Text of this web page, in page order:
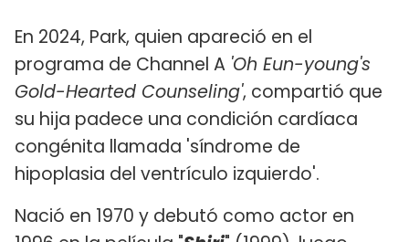
En 2024, Park, quien apareció en el
programa de Channel A 'Oh Eun-young's
Gold-Hearted Counseling', compartió que
su hija padece una condición cardíaca
congénita llamada 'síndrome de
hipoplasia del ventrículo izquierdo'.
Nació en 1970 y debutó como actor en